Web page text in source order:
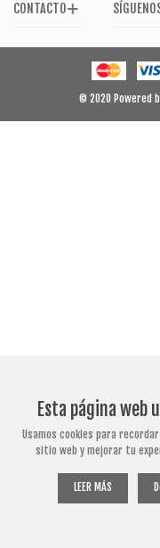
CONTACTO
© 2020 Powered
Esta página web
Usamos cookies para
sitio web y mejorar tu
LEER MÁS